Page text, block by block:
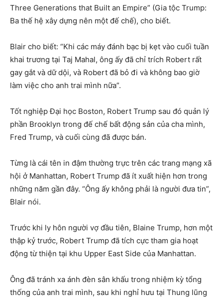
Three Generations that Built an Empire” (Gia tộc Trump:
Ba thế hệ xây dựng nên một đế chế), cho biết.
Blair cho biết: “Khi các máy đánh bạc bị kẹt vào cuối tuần
khai trương tại Taj Mahal, ông ấy đã chỉ trích Robert rất
gay gắt và dữ dội, và Robert đã bỏ đi và không bao giờ
làm việc cho anh trai mình nữa”.
Tốt nghiệp Đại học Boston, Robert Trump sau đó quản lý
phần Brooklyn trong đế chế bất động sản của cha mình,
Fred Trump, và cuối cùng đã được bán.
Từng là cái tên in đậm thường trực trên các trang mạng xã
hội ở Manhattan, Robert Trump đã ít xuất hiện hơn trong
những năm gần đây. “Ông ấy không phải là người đưa tin”,
Blair nói.
Trước khi ly hôn người vợ đầu tiên, Blaine Trump, hơn một
thập kỷ trước, Robert Trump đã tích cực tham gia hoạt
động từ thiện tại khu Upper East Side của Manhattan.
Ông đã tránh xa ánh đèn sân khấu trong nhiệm kỳ tổng
thống của anh trai mình, sau khi nghỉ hưu tại Thung lũng